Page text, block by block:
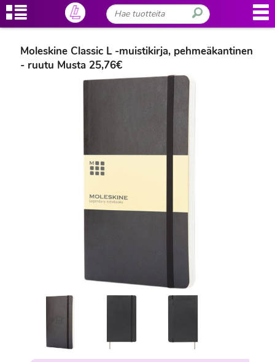
Moleskine Classic L -muistikirja, pehmeäkantinen
- ruutu Musta 25,76€